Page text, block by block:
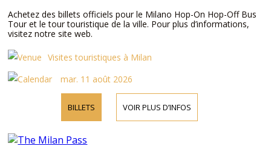
Achetez des billets officiels pour le Milano Hop-On Hop-Off Bus
Tour et le tour touristique de la ville. Pour plus d’informations,
visitez notre site web.
Visites touristiques à Milan
mar. 11 août 2026
BILLETS VOIR PLUS D’INFOS